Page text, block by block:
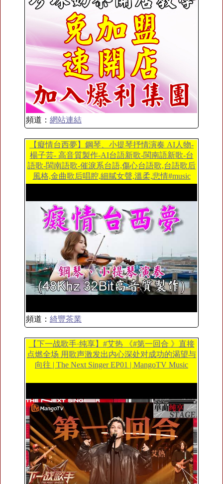
頻道： 網站連結
【癡情台西夢】鋼琴、小提琴抒情演奏 AI人物-
楊子芸- 高音質製作-AI台語新歌-閩南語新歌-台
語歌-閩南語歌-催淚系台語,傷心台語歌,台語歌后
風格,金曲歌后唱腔,細膩女聲,溫柔,悲情#music
頻道： 綺豐茶業
【下一战歌手·纯享】#艾热 《#第一回合 》直接
点燃全场 用歌声激发出内心深处对成功的渴望与
向往 | The Next Singer EP01 | MangoTV Music